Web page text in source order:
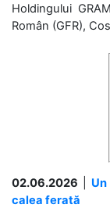
Holdingului
Român (GFR),
02.06.2026
calea ferată